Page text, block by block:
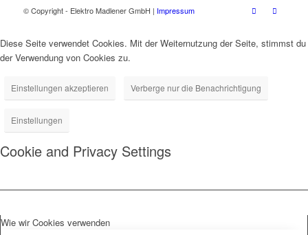
© Copyright - Elektro Madlener GmbH | Impressum
Diese Seite verwendet Cookies. Mit der Weiternutzung der Seite, stimmst du
der Verwendung von Cookies zu.
Einstellungen akzeptieren Verberge nur die Benachrichtigung
Einstellungen
Cookie and Privacy Settings
Wie wir Cookies verwenden